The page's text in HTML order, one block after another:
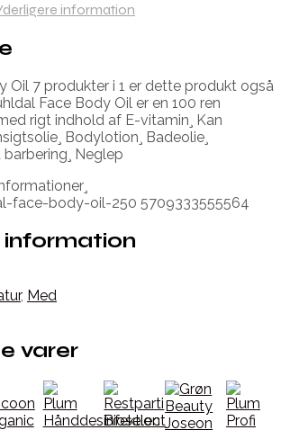
information
Oil 7 produkter i 1 er dette produkt også
Face Body Oil er en 100 ren
rigt indhold af E-vitamin¸ Kan
Bodylotion¸ Badeolie¸
barbering¸ Neglep
face-body-oil-250 5709333555564
information
, Med
varer